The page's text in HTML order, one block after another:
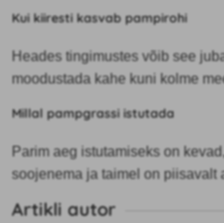
Kui kiiresti kasvab pampirohi
Heades tingimustes võib see
moodustada kahe kuni kolme
Millal pampgrassi istutada
Parim aeg istutamiseks on
soojenema ja taimel on piisavalt
Artikli autor